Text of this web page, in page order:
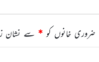
ضروری خانوں کو * سے نشان